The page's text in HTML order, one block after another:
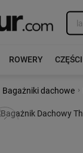
ROWERY CZĘŚCI
Bagażniki dachowe ›
Poprzedni